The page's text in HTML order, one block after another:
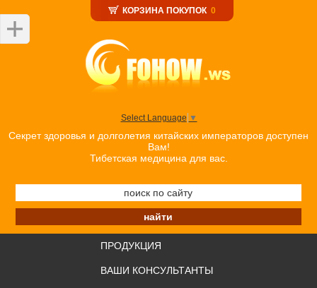
КОРЗИНА ПОКУПОК 0
Select Language ▼
Секрет здоровья и долголетия китайских императоров доступен
Вам!
Тибетская медицина для вас.
ПРОДУКЦИЯ
ВАШИ КОНСУЛЬТАНТЫ